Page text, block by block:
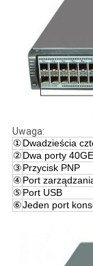
Uwaga:
①Dwadzieścia
②Dwa porty
③Przycisk PNP
④Port
⑤Port USB
⑥Jeden port